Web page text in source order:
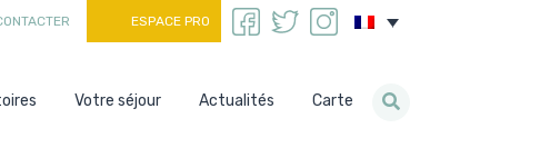
ESPACE PRO
Votre séjour Actualités Carte